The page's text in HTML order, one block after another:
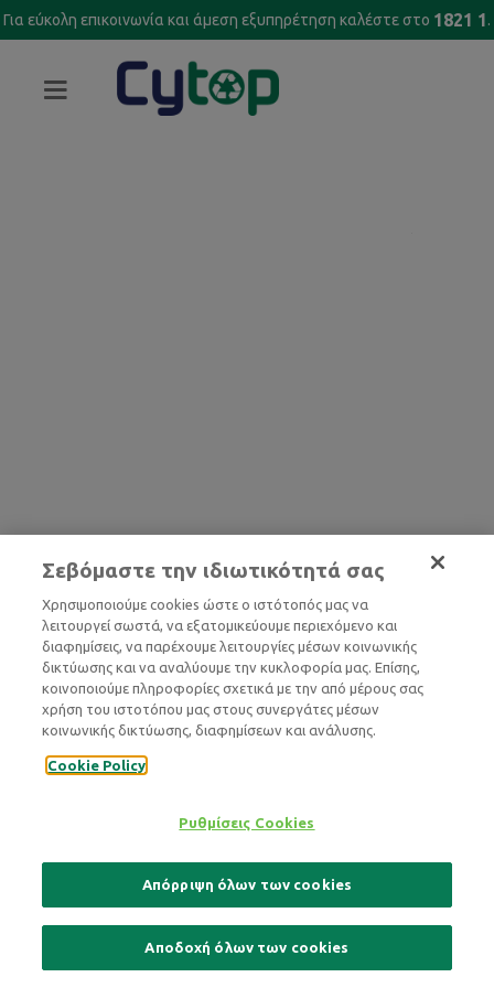
Για εύκολη επικοινωνία και άμεση εξυπηρέτηση καλέστε στο 1821 1.
Σεβόμαστε την ιδιωτικότητά σας
Χρησιμοποιούμε cookies ώστε ο ιστότοπός μας να
λειτουργεί σωστά, να εξατομικεύουμε περιεχόμενο και
διαφημίσεις, να παρέχουμε λειτουργίες μέσων κοινωνικής
δικτύωσης και να αναλύουμε την κυκλοφορία μας. Επίσης,
κοινοποιούμε πληροφορίες σχετικά με την από μέρους σας
χρήση του ιστοτόπου μας στους συνεργάτες μέσων
κοινωνικής δικτύωσης, διαφημίσεων και ανάλυσης.
Cookie Policy
Ρυθμίσεις Cookies
Απόρριψη όλων των cookies
Αποδοχή όλων των cookies